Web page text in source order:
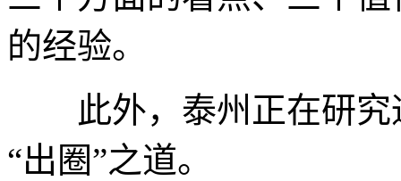
的经验。
此外，泰州正在研究
“出圈”之道。